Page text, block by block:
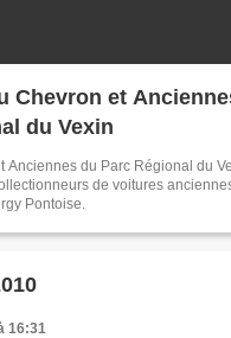
Chevron et
du Vexin
Anciennes du Parc Régional du
de voitures
Pontoise.
16:31